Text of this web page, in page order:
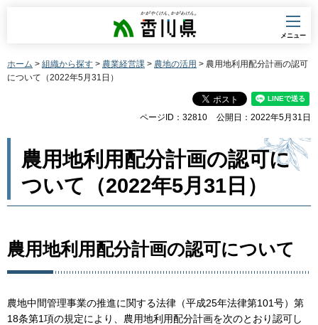
香川県
メニュー
ホーム > 組織から探す > 農業経営課 > 農地の活用 > 農用地利用配分計画の認可
について（2022年5月31日）
ページID：32810 公開日：2022年5月31日
農用地利用配分計画の認可に
ついて（2022年5月31日）
農用地利用配分計画の認可について
農地中間管理事業の推進に関する法律（平成25年法律第101号）第
18条第1項の規定により、農用地利用配分計画を次のとおり認可し